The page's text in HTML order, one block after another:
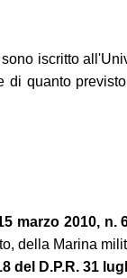
iscritto
quanto
marzo 2010, n.
della Marina
del D.P.R. 31